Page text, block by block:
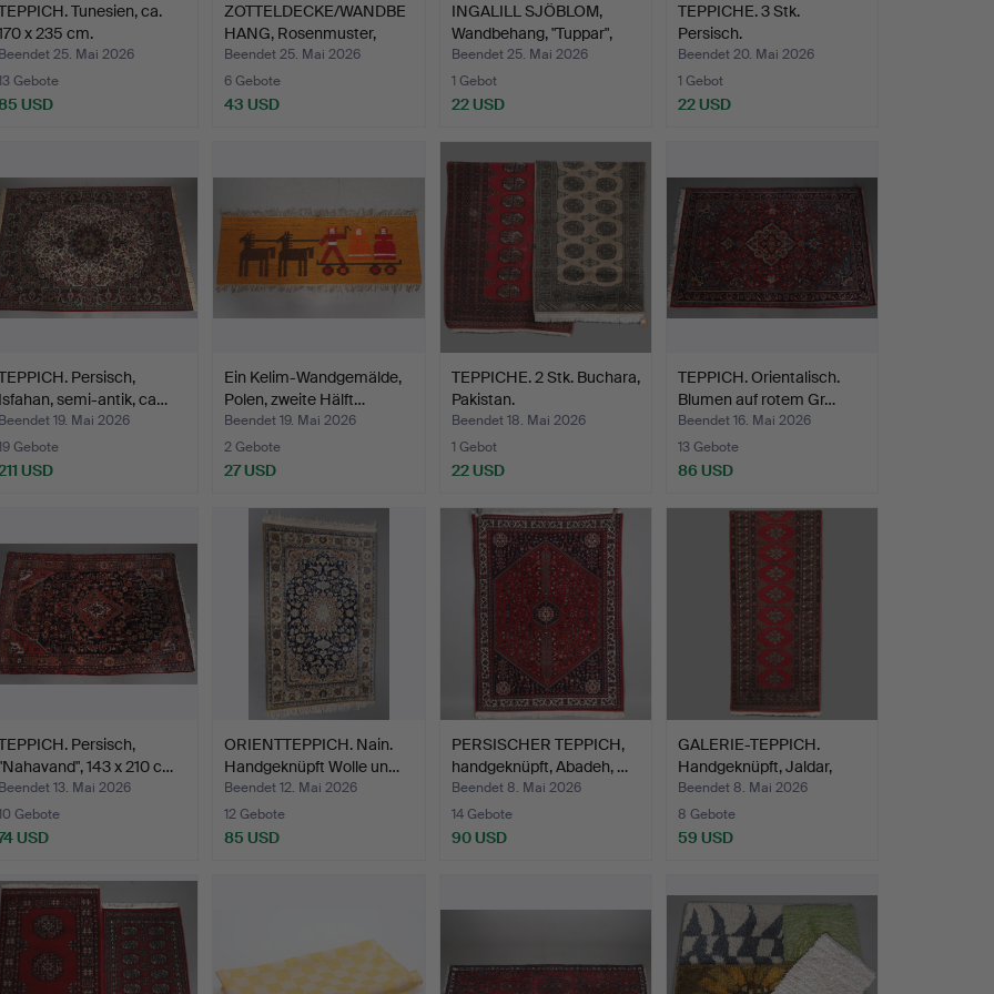
Tunesien, ca.
x 235 cm.
Beendet 25. Mai 2026
Gebote
USD
ZOTTELDECKE/WANDBE
HANG, Rosenmuster,
Jugen…
Beendet 25. Mai 2026
6 Gebote
43 USD
INGALILL SJÖBLOM,
Wandbehang, "Tuppar",
19…
Beendet 25. Mai 2026
1 Gebot
22 USD
TEPPICHE. 3 Stk.
Persisch.
Beendet 20. Mai 2026
1 Gebot
22 USD
Persisch,
Isfahan, semi-antik, ca…
Beendet 19. Mai 2026
Gebote
USD
Ein Kelim-Wandgemälde,
Polen, zweite Hälft…
Beendet 19. Mai 2026
2 Gebote
27 USD
TEPPICHE. 2 Stk. Buchara,
Pakistan.
Beendet 18. Mai 2026
1 Gebot
22 USD
TEPPICH. Orientalisch.
Blumen auf rotem Gr…
Beendet 16. Mai 2026
13 Gebote
86 USD
Persisch,
143 x 210 c…
Beendet 13. Mai 2026
Gebote
USD
ORIENTTEPPICH. Nain.
Handgeknüpft Wolle un…
Beendet 12. Mai 2026
12 Gebote
85 USD
PERSISCHER TEPPICH,
handgeknüpft, Abadeh, …
Beendet 8. Mai 2026
14 Gebote
90 USD
GALERIE-TEPPICH.
Handgeknüpft, Jaldar,
Pak…
Beendet 8. Mai 2026
8 Gebote
59 USD